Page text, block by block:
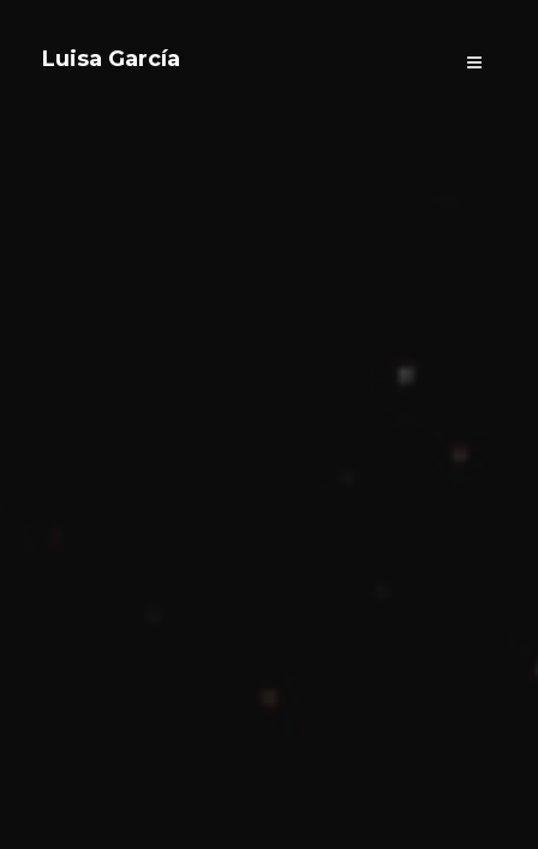
Luisa García